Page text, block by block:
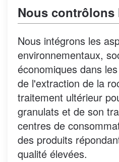
Nous contrôlons
Nous intégrons les
environnementaux,
économiques dans
de l'extraction de la
traitement ultérieur
granulats et de son
centres de
des produits
qualité élevées.